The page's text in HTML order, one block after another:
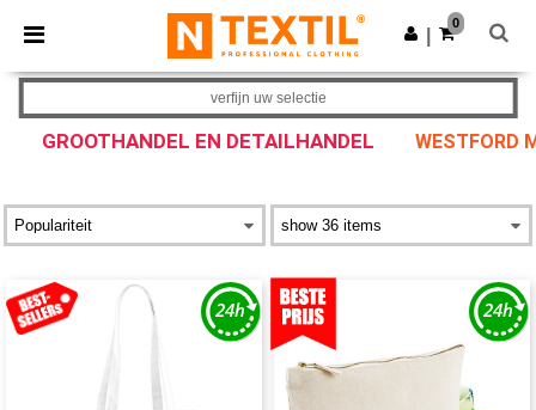
× Ntextil-app
Betere prijzen in de app!
Download app
0
GROOTHANDEL EN DETAILHANDEL WESTFORD
verfijn uw selectie